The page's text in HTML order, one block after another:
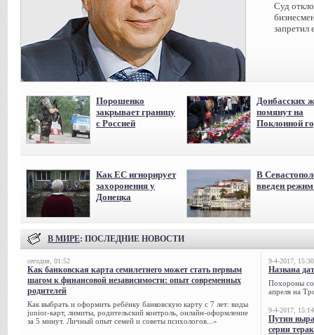
Суд
запретил
Порошенко
закрывает границу
с Россией
Донбасских
помянут на
Поклонной
Как ЕС игнорирует
захоронения у
Донецка
В
введен
В МИРЕ: ПОСЛЕДНИЕ НОВОСТИ
сегодня, 01:52
Как банковская карта семилетнего может стать первым
шагом к финансовой независимости: опыт современных
родителей
Как выбрать и оформить ребёнку банковскую карту с 7 лет: виды
junior-карт, лимиты, родительский контроль, онлайн-оформление
за 5 минут. Личный опыт семей и советы психологов...»
9-4-2017, 15:30
Названа
Похороны
апреля на
9-4-2017, 15:14
Путин
серии